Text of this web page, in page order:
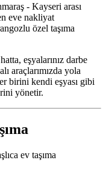
- Kayseri arası
eve nakliyat
özel taşıma
eşyalarınız darbe
araçlarımızda yola
birini kendi eşyası gibi
yönetir.
ev taşıma